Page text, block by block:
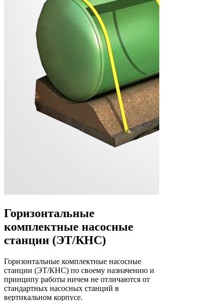
Горизонтальные
комплектные насосные
станции (ЭТ/КНС)
Горизонтальные комплектные насосные
станции (ЭТ/КНС) по своему назначению и
принципу работы ничем не отличаются от
стандартных насосных станций в
вертикальном корпусе.